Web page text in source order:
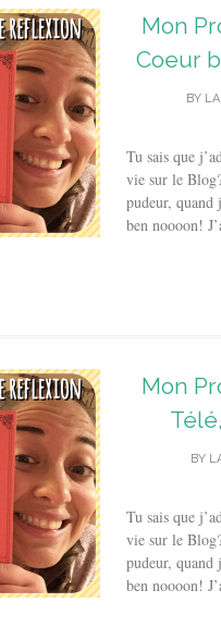
Mon
Coeur
BY
Tu sais que
vie sur le
pudeur,
ben noooon!
Mon
BY
Tu sais que
vie sur le
pudeur,
ben noooon!